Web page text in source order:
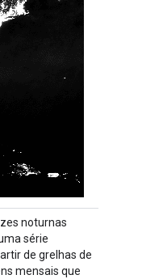
noturnas
série
de grelhas de
mensais que